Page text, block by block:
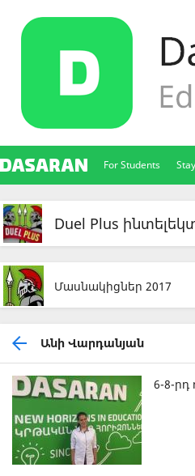
For Students
Duel Plus
Մասնակիցներ 2017
Անի Վարդանյան
6-8-